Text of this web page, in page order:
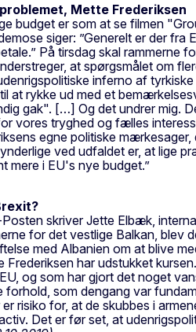
Mette Frederiksen
budget er som at se filmen
siger: ”Generelt er der
På tirsdag skal
at spørgsmålet om
inferno af
at rykke ud med et
gak". […] Og det undrer mig.
vores tryghed og fælles
egne politiske
ved udfaldet er, at lige
mere i EU's nye budget.”
skriver Jette Elbæk,
for det vestlige Balkan, blev
med Albanien om at blive
Frederiksen har udstukket
og som har gjort det noget
forhold, som dengang var
risiko for, at de skubbes i
Det er før set, at